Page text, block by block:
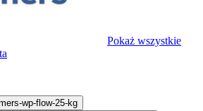
Pokaż wszystkie
wp-flow-25-kg